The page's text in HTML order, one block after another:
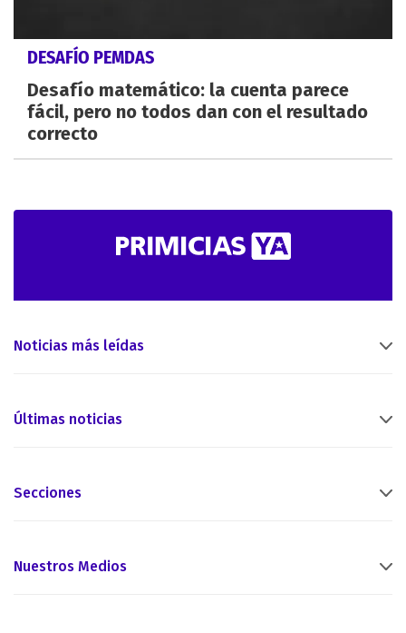
DESAFÍO PEMDAS
Desafío matemático: la cuenta parece
fácil, pero no todos dan con el resultado
correcto
Noticias más leídas
Últimas noticias
Secciones
Nuestros Medios